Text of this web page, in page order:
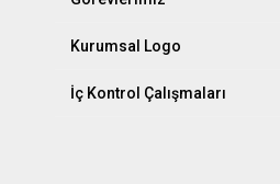
Kurumsal Logo
İç Kontrol Çalışmaları